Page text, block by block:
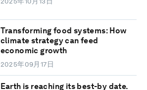
Transforming food systems: How
climate strategy can feed
economic growth
2025年09月17日
Earth is reaching its best-by date.